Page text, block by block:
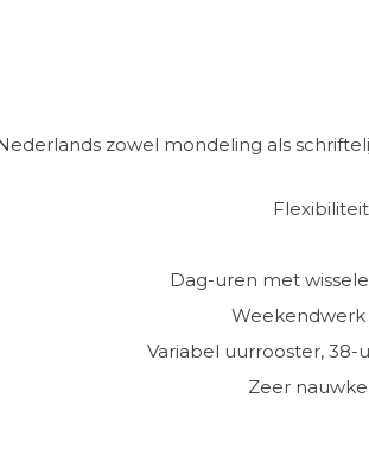
zowel mondeling als
Dag-uren met
Weekendwerk
Variabel uurrooster,
Zeer